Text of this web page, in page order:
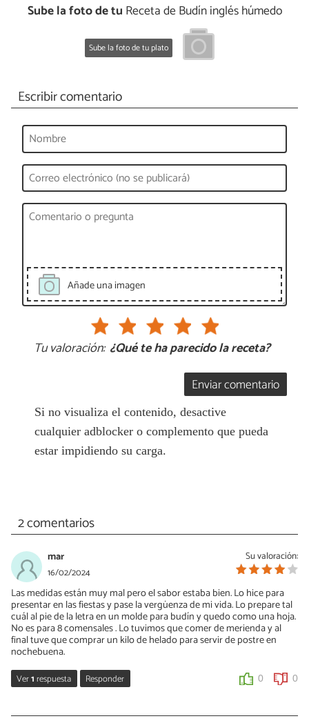
Sube la foto de tu Receta de Budín inglés húmedo
Sube la foto de tu plato
Escribir comentario
Añade una imagen
Tu valoración: ¿Qué te ha parecido la receta?
Enviar comentario
Si no visualiza el contenido, desactive
cualquier adblocker o complemento que pueda
estar impidiendo su carga.
2 comentarios
Su valoración:
mar
16/02/2024
Las medidas están muy mal pero el sabor estaba bien. Lo hice para
presentar en las fiestas y pase la vergüenza de mi vida. Lo prepare tal
cuál al pie de la letra en un molde para budín y quedo como una hoja.
No es para 8 comensales . Lo tuvimos que comer de merienda y al
final tuve que comprar un kilo de helado para servir de postre en
nochebuena.
Ver1respuesta Responder 0 0